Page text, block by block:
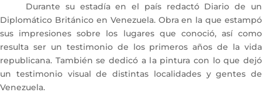
Durante su estadía en el país redactó Diario de un
Diplomático Británico en Venezuela. Obra en la que estampó
sus impresiones sobre los lugares que conoció, así como
resulta ser un testimonio de los primeros años de la vida
republicana. También se dedicó a la pintura con lo que dejó
un testimonio visual de distintas localidades y gentes de
Venezuela.